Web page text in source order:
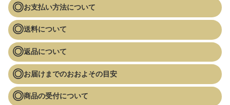
お支払い方法について
送料について
返品について
お届けまでのおおよその目安
商品の受付について